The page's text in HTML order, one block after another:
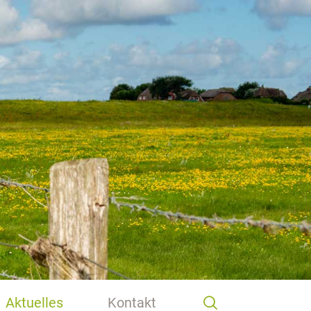
Aktuelles Kontakt